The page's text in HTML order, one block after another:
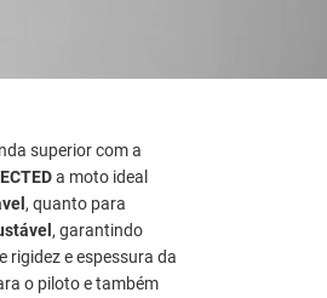
superior com a
a moto ideal
, quanto para
, garantindo
rigidez e espessura da
o piloto e também